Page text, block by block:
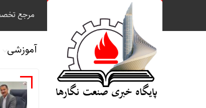
مرجع
آموزشی